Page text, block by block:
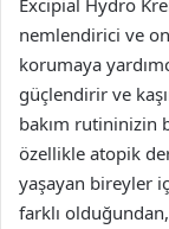
Excipial Hydro
nemlendirici ve
korumaya
güçlendirir ve
bakım rutininizin
özellikle atopik
yaşayan bireyler
farklı